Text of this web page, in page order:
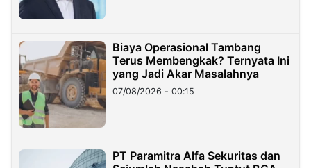
Biaya Operasional Tambang
Terus Membengkak? Ternyata Ini
yang Jadi Akar Masalahnya
07/08/2026 - 00:15
PT Paramitra Alfa Sekuritas dan